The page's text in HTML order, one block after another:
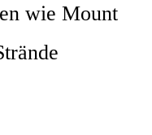
wie Mount